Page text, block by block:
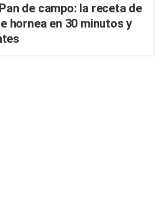
de campo: la receta de
hornea en 30 minutos y